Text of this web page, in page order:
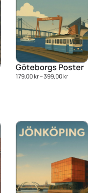
Göteborgs Poster
179,00kr–399,00kr